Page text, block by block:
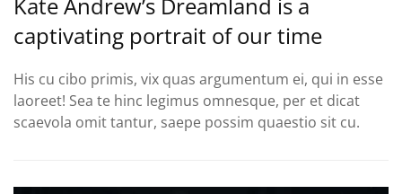
captivating portrait of our time
His cu cibo primis, vix quas argumentum ei, qui in esse
laoreet! Sea te hinc legimus omnesque, per et dicat
scaevola omit tantur, saepe possim quaestio sit cu.